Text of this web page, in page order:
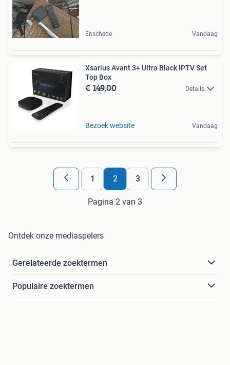
Enschede Vandaag
Xsarius Avant 3+ Ultra Black IPTV Set
Top Box
€ 149,00 Details
Bezoek website Vandaag
1 2 3
Pagina 2 van 3
Ontdek onze mediaspelers
Gerelateerde zoektermen
Populaire zoektermen